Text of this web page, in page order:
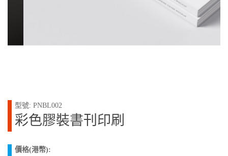
型號: PNBL002
彩色膠裝書刊印刷
價格(港幣):